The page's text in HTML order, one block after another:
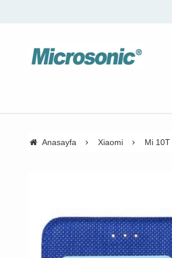
Anasayfa Xiaomi Mi 10T